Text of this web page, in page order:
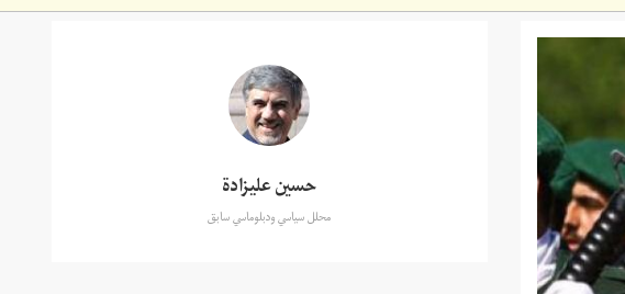
حسين عليزادة
محلل سياسي ودبلوماسي سابق